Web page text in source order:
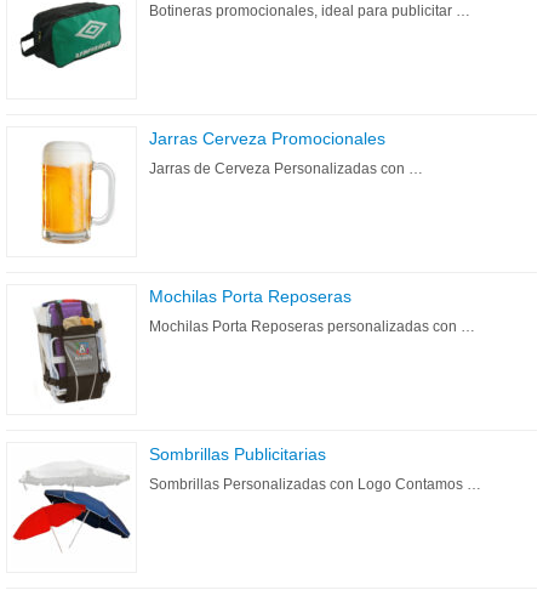
Botineras promocionales, ideal para publicitar …
Jarras Cerveza Promocionales
Jarras de Cerveza Personalizadas con …
Mochilas Porta Reposeras
Mochilas Porta Reposeras personalizadas con …
Sombrillas Publicitarias
Sombrillas Personalizadas con Logo Contamos …